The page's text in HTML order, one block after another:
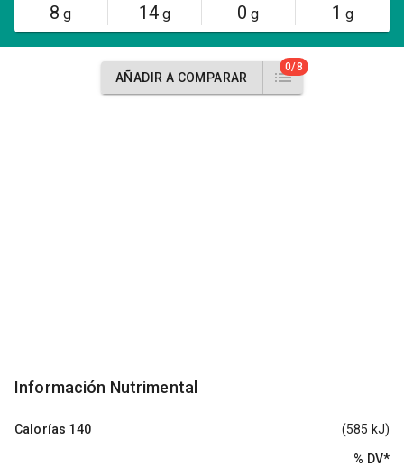
8 g 14g 0 g 1 g
AÑADIR A COMPARAR
0/8
Información Nutrimental
Calorías 140 (585 kJ)
% DV*